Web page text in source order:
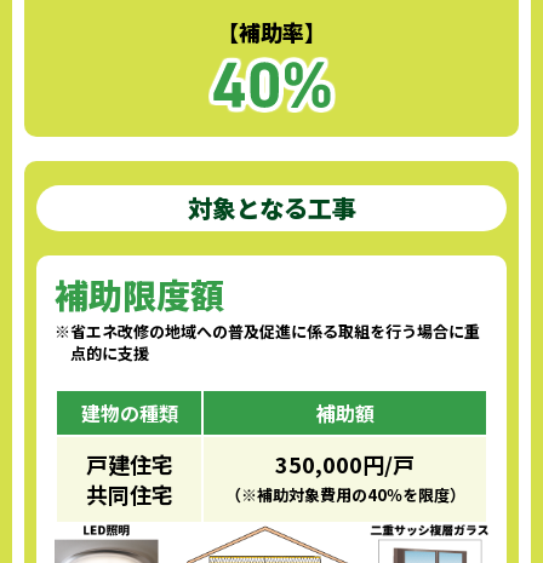
【補助率】
対象となる工事
補助限度額
※省エネ改修の地域への普及促進に係る取組を行う場合に重
点的に支援
建物の種類 補助額
戸建住宅
共同住宅
350,000円/戸
（※補助対象費用の40％を限度）